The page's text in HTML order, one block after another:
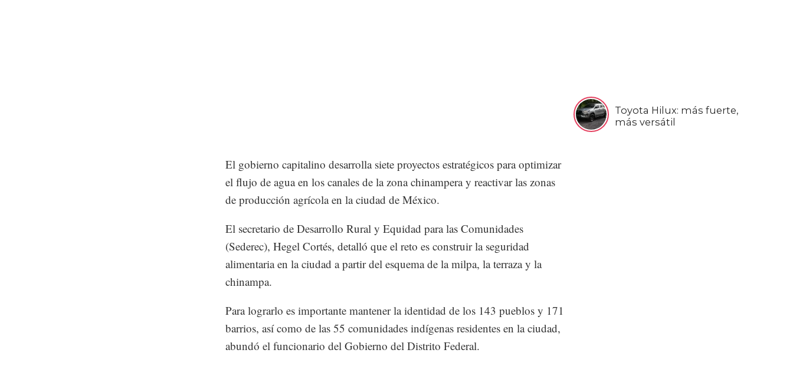
Toyota Hilux: más fuerte,
más versátil
El gobierno capitalino desarrolla siete proyectos estratégicos para optimizar
el flujo de agua en los canales de la zona chinampera y reactivar las zonas
de producción agrícola en la ciudad de México.
El secretario de Desarrollo Rural y Equidad para las Comunidades
(Sederec), Hegel Cortés, detalló que el reto es construir la seguridad
alimentaria en la ciudad a partir del esquema de la milpa, la terraza y la
chinampa.
Para lograrlo es importante mantener la identidad de los 143 pueblos y 171
barrios, así como de las 55 comunidades indígenas residentes en la ciudad,
abundó el funcionario del Gobierno del Distrito Federal.